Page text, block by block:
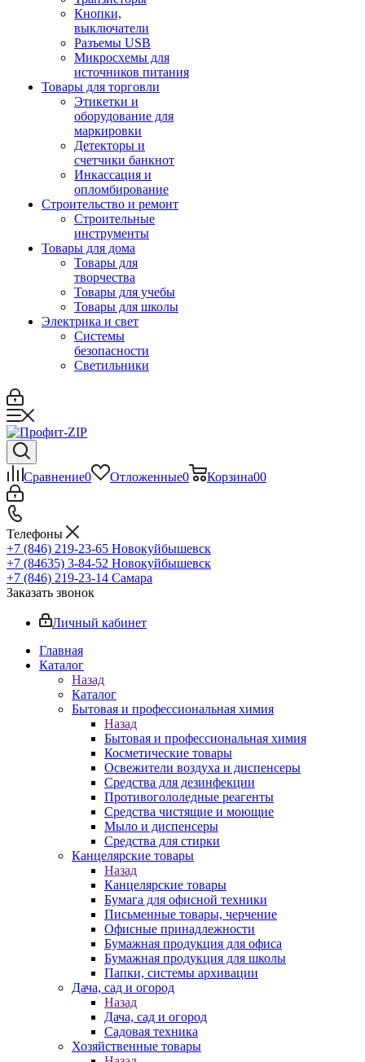
Кнопки,
выключатели
Разъемы USB
Микросхемы для
источников питания
Товары для торговли
Этикетки и
оборудование для
маркировки
Детекторы и
счетчики банкнот
Инкассация и
опломбирование
Строительство и ремонт
Строительные
инструменты
Товары для дома
Товары для
творчества
Товары для учебы
Товары для школы
Электрика и свет
Системы
безопасности
Светильники
Сравнение0 Отложенные0 Корзина00
Телефоны
+7 (846) 219-23-65 Новокуйбышевск
+7 (84635) 3-84-52 Новокуйбышевск
+7 (846) 219-23-14 Самара
Заказать звонок
Личный кабинет
Главная
Каталог
Назад
Каталог
Бытовая и профессиональная химия
Назад
Бытовая и профессиональная химия
Косметические товары
Освежители воздуха и диспенсеры
Средства для дезинфекции
Противогололедные реагенты
Средства чистящие и моющие
Мыло и диспенсеры
Средства для стирки
Канцелярские товары
Назад
Канцелярские товары
Бумага для офисной техники
Письменные товары, черчение
Офисные принадлежности
Бумажная продукция для офиса
Бумажная продукция для школы
Папки, системы архивации
Дача, сад и огород
Назад
Дача, сад и огород
Садовая техника
Хозяйственные товары